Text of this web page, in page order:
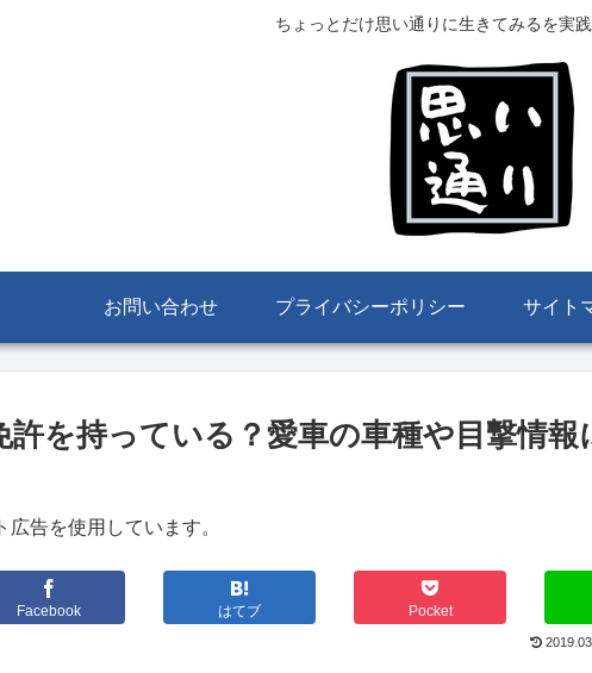
ちょっとだけ思い通りに生きてみるを実
お問い合わせ プライバシーポリシー サイト
許を持っている？愛車の車種や目撃情報
告を使用しています。
Facebook はてブ Pocket